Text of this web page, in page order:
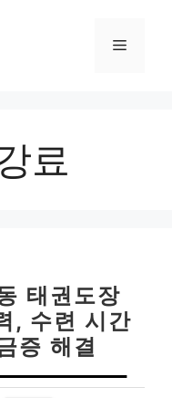
메
료
태권도장
, 수련 시간
증 해결